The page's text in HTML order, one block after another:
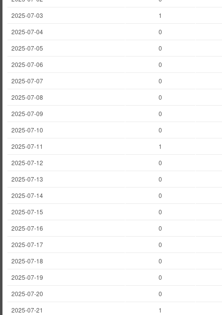
2025-07-03
1
2025-07-04
0
2025-07-05
0
2025-07-06
0
2025-07-07
0
2025-07-08
0
2025-07-09
0
2025-07-10
0
2025-07-11
1
2025-07-12
0
2025-07-13
0
2025-07-14
0
2025-07-15
0
2025-07-16
0
2025-07-17
0
2025-07-18
0
2025-07-19
0
2025-07-20
0
2025-07-21
1